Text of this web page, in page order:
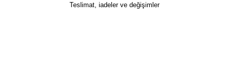
Teslimat, iadeler ve değişimler